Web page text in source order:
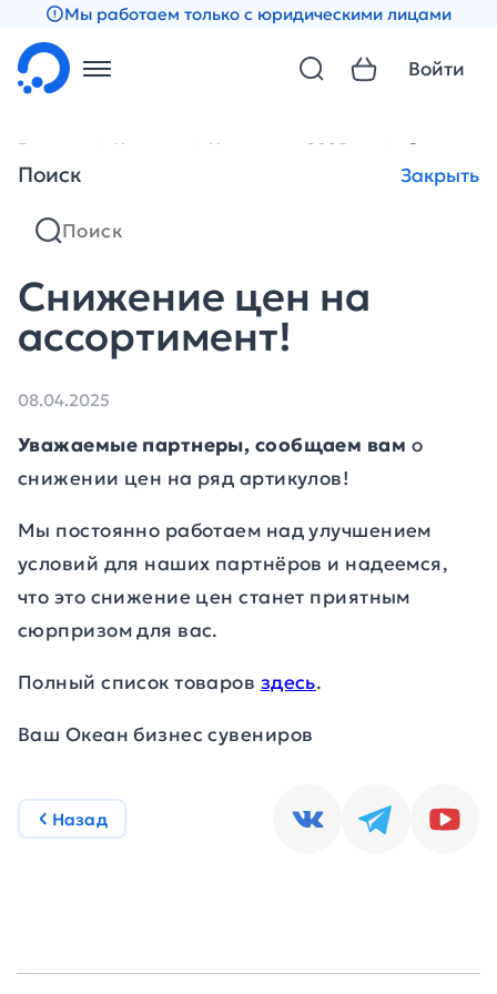
Мы работаем только с юридическими лицами
Поиск Закрыть
Войти
Главная Новости Новости за 2025 год Снижение
Снижение цен на
ассортимент!
08.04.2025
Уважаемые партнеры, сообщаем вам о
снижении цен на ряд артикулов!
Мы постоянно работаем над улучшением
условий для наших партнёров и надеемся,
что это снижение цен станет приятным
сюрпризом для вас.
Полный список товаров здесь.
Ваш Океан бизнес сувениров
Назад